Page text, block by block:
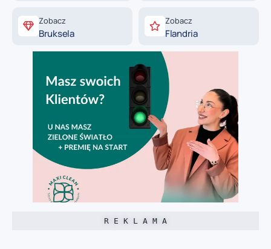
Zobacz
Bruksela
Zobacz
Flandria
R E K L A M A